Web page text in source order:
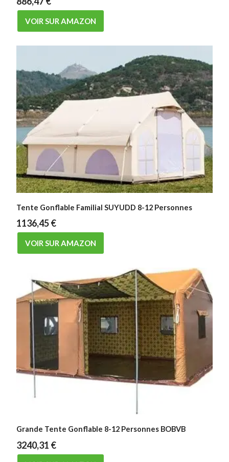
VOIR SUR AMAZON
Tente Gonflable Familial SUYUDD 8-12 Personnes
1136,45€
VOIR SUR AMAZON
Grande Tente Gonflable 8-12 Personnes BOBVB
3240,31 €